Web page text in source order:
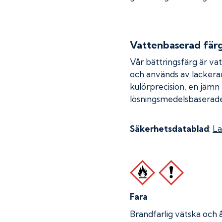
Vattenbaserad
Vår bättringsfärg är
och används av
kulörprecision, en
Säkerhetsdatablad:
Fara
Brandfarlig vätska och